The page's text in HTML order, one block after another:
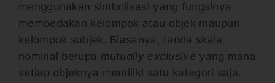
menggunakan simbolisasi yang fungsinya
membedakan kelompok atau objek maupun
kelompok subjek. Biasanya, tanda skala
nominal berupa mutually exclusive yang mana
setiap objeknya memiliki satu kategori saja.